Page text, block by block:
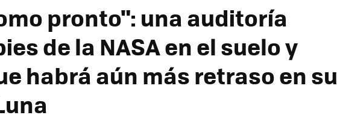
pronto": una auditoría
de la NASA en el suelo y
habrá aún más retraso en su